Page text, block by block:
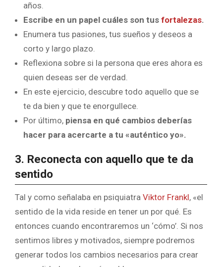
años.
Escribe en un papel cuáles son tus fortalezas.
Enumera tus pasiones, tus sueños y deseos a
corto y largo plazo.
Reflexiona sobre si la persona que eres ahora es
quien deseas ser de verdad.
En este ejercicio, descubre todo aquello que se
te da bien y que te enorgullece.
Por último, piensa en qué cambios deberías
hacer para acercarte a tu «auténtico yo».
3. Reconecta con aquello que te da
sentido
Tal y como señalaba en psiquiatra Viktor Frankl, «el
sentido de la vida reside en tener un por qué. Es
entonces cuando encontraremos un ‘cómo’. Si nos
sentimos libres y motivados, siempre podremos
generar todos los cambios necesarios para crear